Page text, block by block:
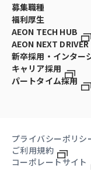
募集職種
福利厚生
AEON TECH HUB
AEON NEXT DRIVER
新卒採用・インター
キャリア採用
パートタイム採用
プライバシーポリシ
ご利用規約
コーポレートサイト